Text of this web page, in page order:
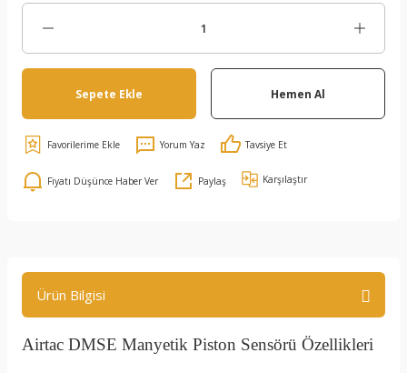
Sepete Ekle Hemen Al
Yorum Yaz Tavsiye Et
Fiyatı Düşünce Haber Ver Paylaş Karşılaştır
Ürün Bilgisi
Airtac DMSE Manyetik Piston Sensörü Özellikleri